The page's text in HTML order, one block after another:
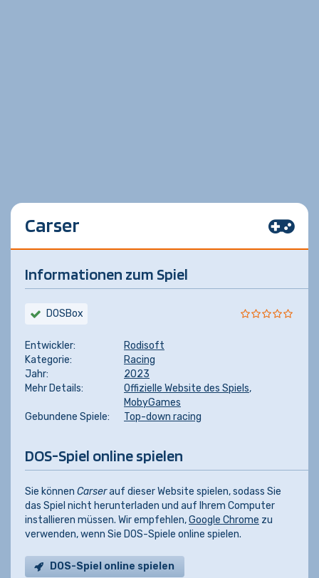
Carser
Informationen zum Spiel
DOSBox
Entwickler:
Rodisoft
Kategorie:
Racing
Jahr:
2023
Mehr Details:
Offizielle Website des Spiels,
MobyGames
Gebundene Spiele:
Top-down racing
DOS-Spiel online spielen
Sie können Carserauf dieser Website spielen, sodass Sie
das Spiel nicht herunterladen und auf Ihrem Computer
installieren müssen. Wir empfehlen,Google Chrome zu
verwenden, wenn Sie DOS-Spiele online spielen.
DOS-Spiel online spielen